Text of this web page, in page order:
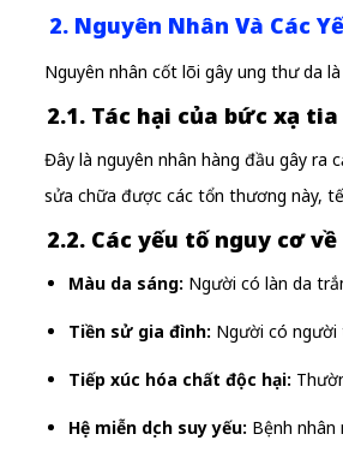
2. Nguyên Nhân Và Các
Nguyên nhân cốt lõi gây ung thư da
2.1. Tác hại của bức xạ
Đây là nguyên nhân hàng đầu gây ra
sửa chữa được các tổn thương này,
2.2. Các yếu tố nguy cơ
Màu da sáng: Người có làn da
Tiền sử gia đình: Người có người
Tiếp xúc hóa chất độc hại:
Hệ miễn dịch suy yếu: Bệnh nhân